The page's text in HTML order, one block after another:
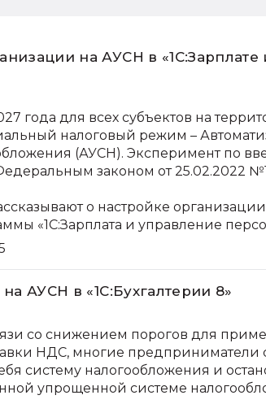
на АУСН в
года для всех субъектов на
налоговый режим –
(АУСН). Эксперимент по
законом от 25.02.2022
о настройке
«1С:Зарплата и управление
на АУСН в «1С:Бухгалтерии 8»
со снижением порогов для
НДС, многие предприниматели
систему налогообложения и
упрощенной системе